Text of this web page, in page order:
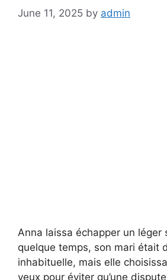
June 11, 2025 by admin
Anna laissa échapper un léger
quelque temps, son mari était
inhabituelle, mais elle
yeux pour éviter qu’une dispute